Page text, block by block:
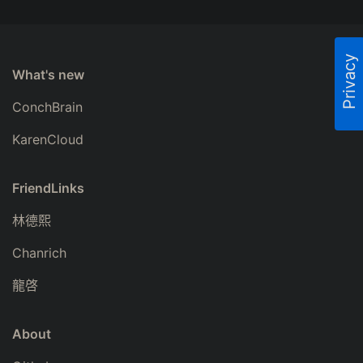
What's new
ConchBrain
KarenCloud
FriendLinks
林德熙
Chanrich
龍啓
About
Privacy